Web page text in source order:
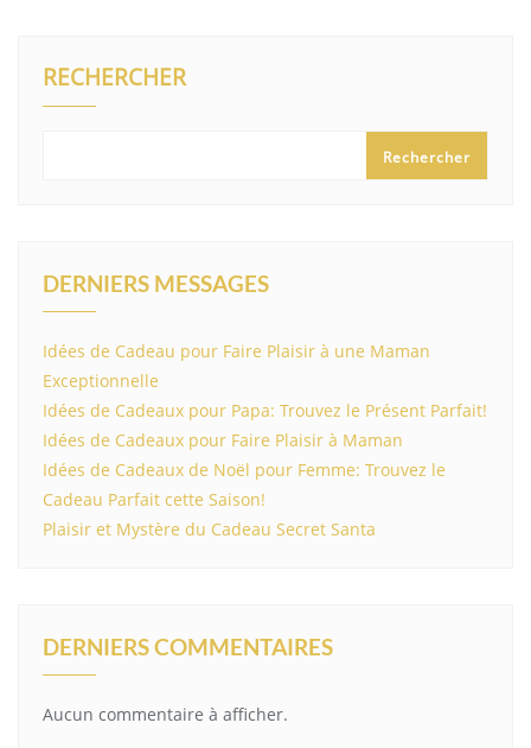
RECHERCHER
Rechercher
DERNIERS MESSAGES
Idées de Cadeau pour Faire Plaisir à une Maman
Exceptionnelle
Idées de Cadeaux pour Papa: Trouvez le Présent Parfait!
Idées de Cadeaux pour Faire Plaisir à Maman
Idées de Cadeaux de Noël pour Femme: Trouvez le
Cadeau Parfait cette Saison!
Plaisir et Mystère du Cadeau Secret Santa
DERNIERS COMMENTAIRES
Aucun commentaire à afficher.